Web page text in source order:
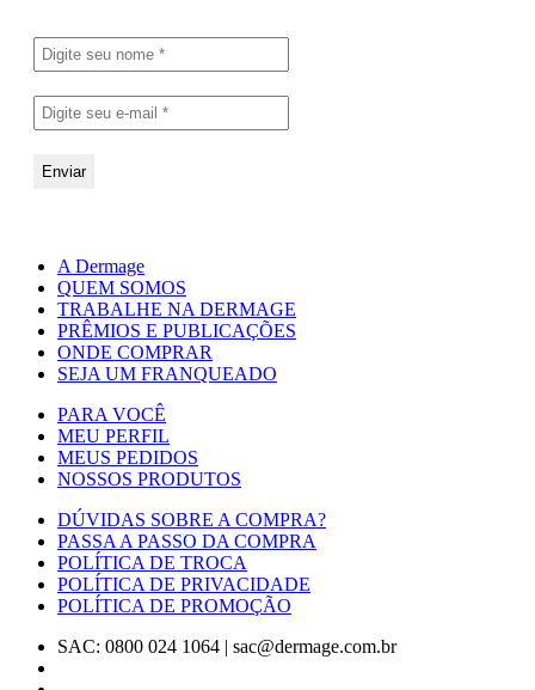
A Dermage
QUEM SOMOS
TRABALHE NA DERMAGE
PRÊMIOS E PUBLICAÇÕES
ONDE COMPRAR
SEJA UM FRANQUEADO
PARA VOCÊ
MEU PERFIL
MEUS PEDIDOS
NOSSOS PRODUTOS
DÚVIDAS SOBRE A COMPRA?
PASSA A PASSO DA COMPRA
POLÍTICA DE TROCA
POLÍTICA DE PRIVACIDADE
POLÍTICA DE PROMOÇÃO
SAC: 0800 024 1064 | sac@dermage.com.br